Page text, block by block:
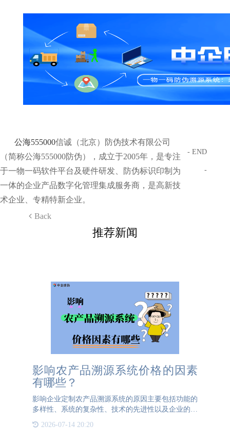
公海555000信诚（北京）防伪技术有限公司
（简称公海555000防伪），成立于2005年，是专注
于一物一码软件平台及硬件研发、防伪标识印制为
一体的企业产品数字化管理集成服务商，是高新技
术企业、专精特新企业。
Back
- END
-
推荐新闻
影响农产品溯源系统价格的因素
有哪些？
影响企业定制农产品溯源系统的原因主要包括功能的
多样性、系统的复杂性、技术的先进性以及企业的具
的成本也会越高。因此，企业在定制农产品溯源系统
2026-07-14 20:20